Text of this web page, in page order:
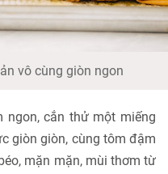
vô cùng giòn ngon
ngon, cắn thử một miếng
giòn giòn, cùng tôm đậm
mặn mặn, mùi thơm từ